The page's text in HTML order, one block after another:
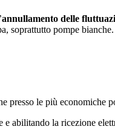
annullamento delle
soprattutto pompe bianche.
presso le più economiche
e abilitando la ricezione